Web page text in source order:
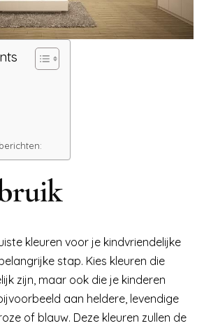
kleuren voor je kindvriendelijke
stap. Kies kleuren die
zijn, maar ook die je kinderen
aan heldere, levendige
of blauw. Deze kleuren zullen de